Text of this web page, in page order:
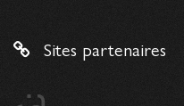
Sites partenaires